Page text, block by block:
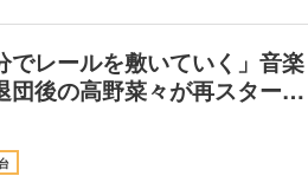
でレールを敷いていく」音楽
団後の高野菜々が再スター…